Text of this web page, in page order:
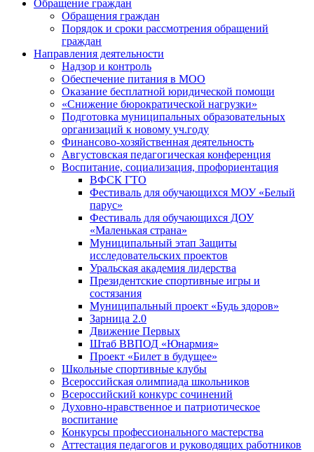
Обращение граждан
Обращения граждан
Порядок и сроки рассмотрения обращений
граждан
Направления деятельности
Надзор и контроль
Обеспечение питания в МОО
Оказание бесплатной юридической помощи
«Снижение бюрократической нагрузки»
Подготовка муниципальных образовательных
организаций к новому уч.году
Финансово-хозяйственная деятельность
Августовская педагогическая конференция
Воспитание, социализация, профориентация
ВФСК ГТО
Фестиваль для обучающихся МОУ «Белый
парус»
Фестиваль для обучающихся ДОУ
«Маленькая страна»
Муниципальный этап Защиты
исследовательских проектов
Уральская академия лидерства
Президентские спортивные игры и
состязания
Муниципальный проект «Будь здоров»
Зарница 2.0
Движение Первых
Штаб ВВПОД «Юнармия»
Проект «Билет в будущее»
Школьные спортивные клубы
Всероссийская олимпиада школьников
Всероссийский конкурс сочинений
Духовно-нравственное и патриотическое
воспитание
Конкурсы профессионального мастерства
Аттестация педагогов и руководящих работников